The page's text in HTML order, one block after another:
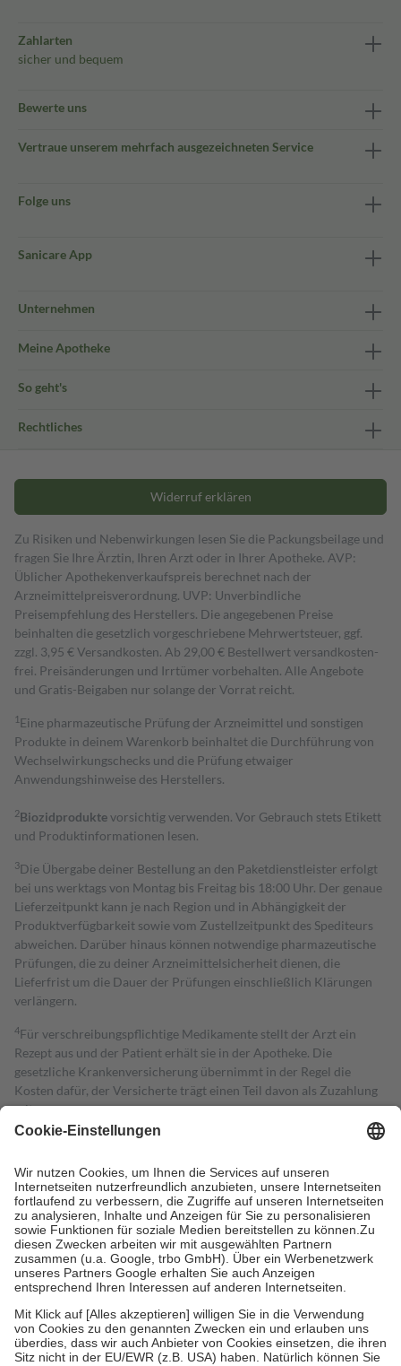
Zahlarten
sicher und bequem
Bewerte uns
Vertraue unserem mehrfach ausgezeichneten Service
Folge uns
Sanicare App
Unternehmen
Meine Apotheke
So geht's
Rechtliches
Widerruf erklären
Zu Risiken und Nebenwirkungen lesen Sie die Packungsbeilage und
fragen Sie Ihre Ärztin, Ihren Arzt oder in Ihrer Apotheke. AVP:
Üblicher Apothekenverkaufspreis berechnet nach der
Arzneimittelpreisverordnung. UVP: Unverbindliche
Preisempfehlung des Herstellers. Die angegebenen Preise
beinhalten die gesetzlich vorgeschriebene Mehrwertsteuer, ggf.
zzgl. 3,95 € Versandkosten. Ab 29,00 € Bestell­wert versand­kosten­
frei. Preisänderungen und Irrtümer vorbehalten. Alle Angebote
und Gratis-Beigaben nur solange der Vorrat reicht.
1 Eine pharmazeutische Prüfung der Arzneimittel und sonstigen
Produkte in deinem Warenkorb beinhaltet die Durchführung von
Wechselwirkungschecks und die Prüfung etwaiger
Anwendungshinweise des Herstellers.
2Biozidproduktevorsichtig verwenden. Vor Gebrauch stets Etikett
und Produktinformationen lesen.
3Die Übergabe deiner Bestellung an den Paketdienstleister erfolgt
bei uns werktags von Montag bis Freitag bis 18:00 Uhr. Der genaue
Lieferzeitpunkt kann je nach Region und in Abhängigkeit der
Produktverfügbarkeit sowie vom Zustellzeitpunkt des Spediteurs
abweichen. Darüber hinaus können notwendige pharmazeutische
Prüfungen, die zu deiner Arzneimittelsicherheit dienen, die
Lieferfrist um die Dauer der Prüfungen einschließlich Klärungen
verlängern.
4Für verschreibungspflichtige Medikamente stellt der Arzt ein
Rezept aus und der Patient erhält sie in der Apotheke. Die
gesetzliche Krankenversicherung übernimmt in der Regel die
Kosten dafür, der Versicherte trägt einen Teil davon als Zuzahlung
mit.
Grundsätzlich leisten Mitglieder Zuzahlungen in Höhe von zehn
höchstens zehn Euro.
Es sind jedoch nie mehr als die tatsächlichen
Kosten der Leistung zu entrichten.
Diese Regeln gelten grundsätzlich auch für Online-Apotheken.
Bei Heilmitteln und häuslicher Krankenpflege beträgt die
Zuzahlung zehn Prozent der Kosten sowie zehn Euro je
Verordnung.
Um das Engagement der Versicherten für ihre eigene Gesundheit zu
stärken und die besondere Stellung der Familie zu unterstützen,
fallenkeine Zuzahlungenan bei:
• Kindern und Jugendlichen bis zum vollendeten 18. Lebensjahr
mit Ausnahme der Fahrkosten